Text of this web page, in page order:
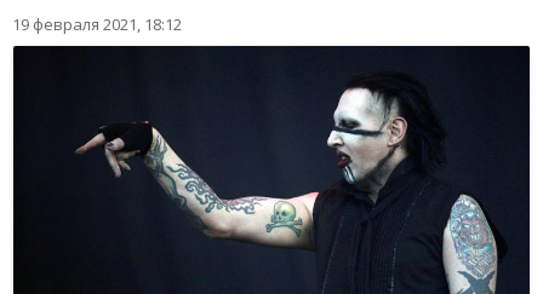
19 февраля 2021, 18:12